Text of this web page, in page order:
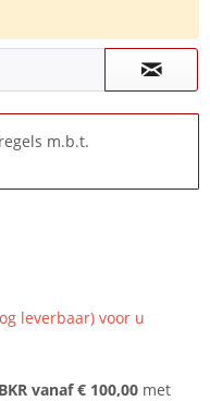
m.b.t.
leverbaar) voor u
vanaf € 100,00 met